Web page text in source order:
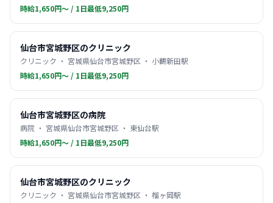
時給1,650円〜 / 1日最低9,250円
仙台市宮城野区のクリニック
クリニック ・ 宮城県仙台市宮城野区 ・ 小鶴新田駅
時給1,650円〜 / 1日最低9,250円
仙台市宮城野区の病院
病院 ・ 宮城県仙台市宮城野区 ・ 東仙台駅
時給1,650円〜 / 1日最低9,250円
仙台市宮城野区のクリニック
クリニック ・ 宮城県仙台市宮城野区 ・ 榴ヶ岡駅